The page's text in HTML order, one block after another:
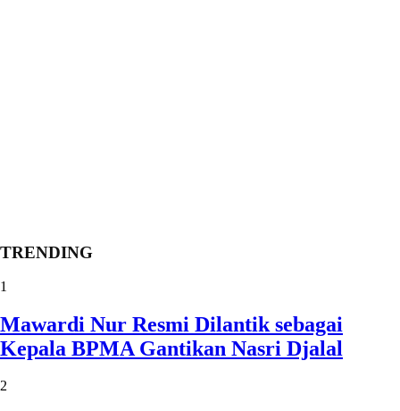
TRENDING
1
Mawardi Nur Resmi Dilantik sebagai
Kepala BPMA Gantikan Nasri Djalal
2